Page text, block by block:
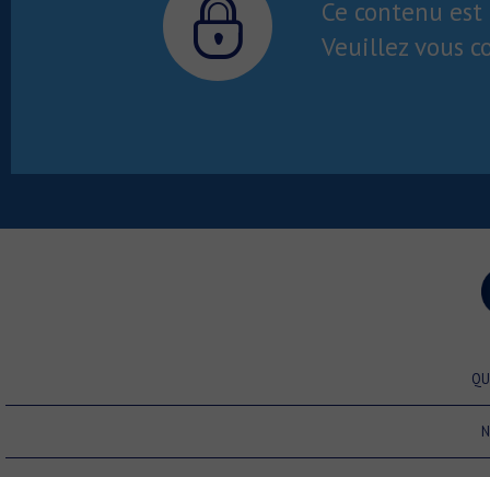
l’activité antitumorale.
Ce contenu
Veuillez vous